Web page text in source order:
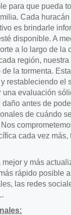
para que pueda
Cada
es brindarle
disponible. A
a lo largo de la
región,
la tormenta.
restableciendo el
una evaluación
daño antes de
de cuándo
cada vez más,
y más
rápido posible
las redes
: